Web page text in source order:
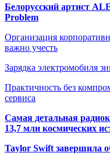
Белорусский артист
Problem
Организация
важно учесть
Зарядка электромобиля
Практичность без
сервиса
Самая детальная
13,7 млн космических
Taylor Swift завершила